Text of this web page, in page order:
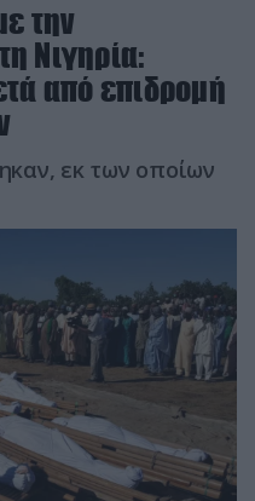
την
Νιγηρία:
από επιδρομή
εκ των οποίων